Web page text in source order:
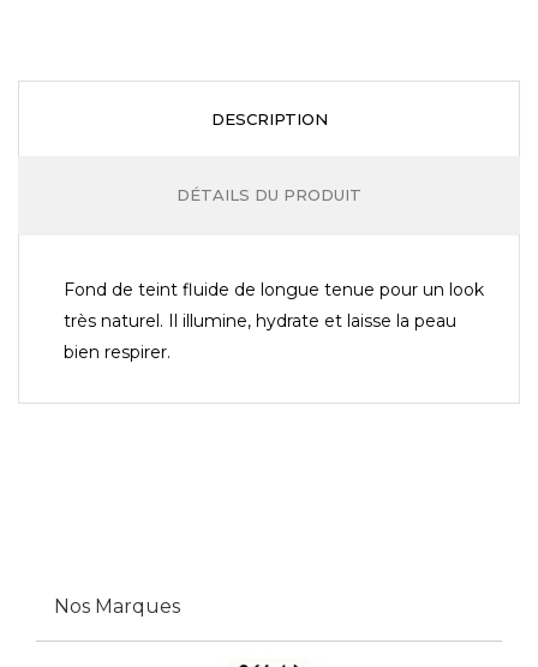
DESCRIPTION
DÉTAILS DU PRODUIT
Fond de teint fluide de longue tenue pour un look
très naturel. Il illumine, hydrate et laisse la peau
bien respirer.
Nos Marques